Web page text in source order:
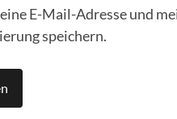
E-Mail-Adresse und
speichern.